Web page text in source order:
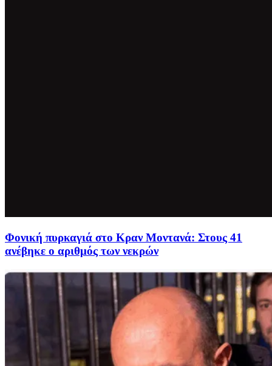
Φονική πυρκαγιά στο Κραν Μοντανά: Στους 41
ανέβηκε ο αριθμός των νεκρών